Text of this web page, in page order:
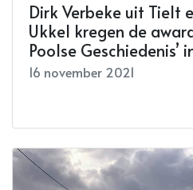
Dirk Verbeke uit Tielt
Ukkel kregen de
Poolse Geschiedenis’
16 november 2021